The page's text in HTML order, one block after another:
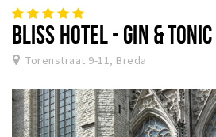
BLISS HOTEL - GIN &
Torenstraat 9-11, Breda